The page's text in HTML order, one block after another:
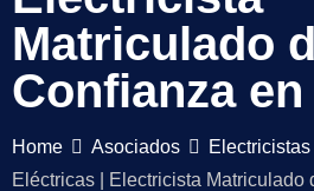
Matriculado
Confianza
Home Asociados Electricistas
Eléctricas | Electricista Matriculado